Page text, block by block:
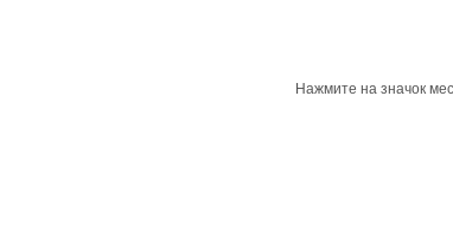
Нажмите на значок